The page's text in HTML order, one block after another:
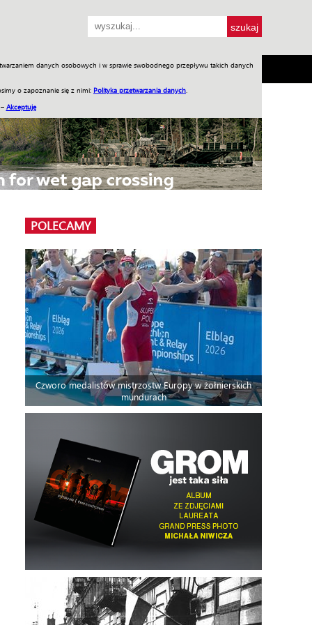
danych osobowych i w sprawie swobodnego przepływu takich danych
o zapoznanie się z nimi: Polityka przetwarzania danych
Akceptuję
SKLEP Jednodniówki Praca w WIW
POLECAMY
Czworo medalistów mistrzostw Europy w żołnierskich
mundurach